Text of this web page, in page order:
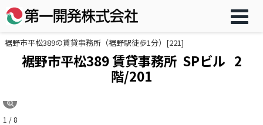
裾野市平松389の賃貸事務所（裾野駅徒歩1分）[221]
裾野市平松389 賃貸事務所 SPビル 2
階/201
1 / 8